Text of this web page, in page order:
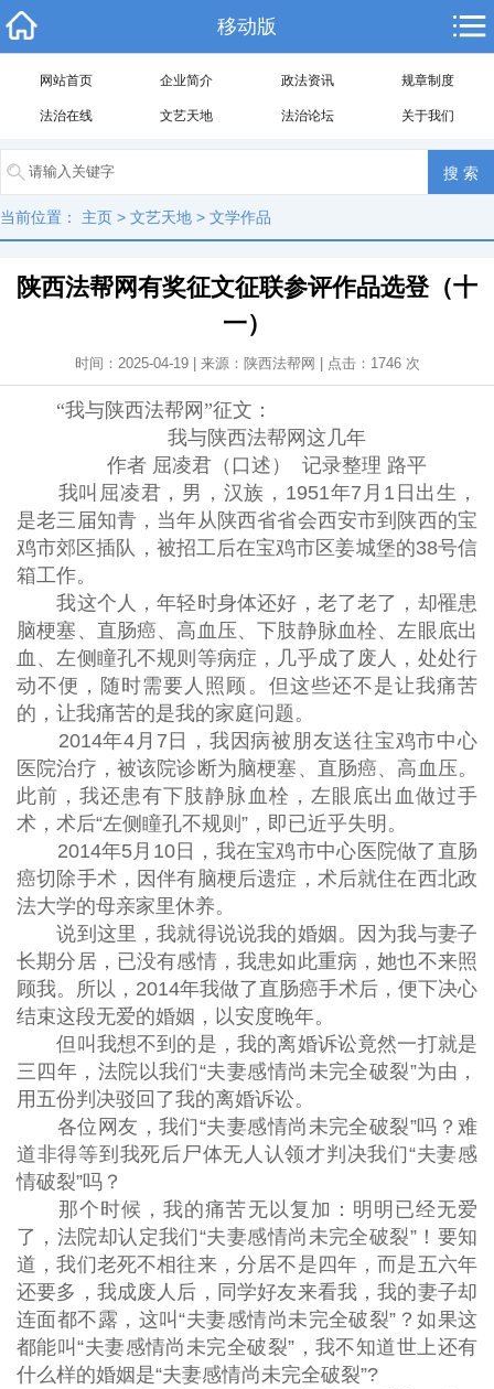
移动版
网站首页 企业简介 政法资讯 规章制度
法治在线 文艺天地 法治论坛 关于我们
当前位置： 主页 > 文艺天地 > 文学作品
陕西法帮网有奖征文征联参评作品选登（十
一）
时间：2025-04-19 | 来源：陕西法帮网 | 点击： 1746 次
“我与陕西法帮网”征文：
我与陕西法帮网这几年
作者 屈凌君（口述） 记录整理 路平
我叫屈凌君，男，汉族，1951年7月1日出生，
是老三届知青，当年从陕西省省会西安市到陕西的宝
鸡市郊区插队，被招工后在宝鸡市区姜城堡的38号信
箱工作。
我这个人，年轻时身体还好，老了老了，却罹患
脑梗塞、直肠癌、高血压、下肢静脉血栓、左眼底出
血、左侧瞳孔不规则等病症，几乎成了废人，处处行
动不便，随时需要人照顾。但这些还不是让我痛苦
的，让我痛苦的是我的家庭问题。
2014年4月7日，我因病被朋友送往宝鸡市中心
医院治疗，被该院诊断为脑梗塞、直肠癌、高血压。
此前，我还患有下肢静脉血栓，左眼底出血做过手
术，术后“左侧瞳孔不规则”，即已近乎失明。
2014年5月10日，我在宝鸡市中心医院做了直肠
癌切除手术，因伴有脑梗后遗症，术后就住在西北政
法大学的母亲家里休养。
说到这里，我就得说说我的婚姻。因为我与妻子
长期分居，已没有感情，我患如此重病，她也不来照
顾我。所以，2014年我做了直肠癌手术后，便下决心
结束这段无爱的婚姻，以安度晚年。
但叫我想不到的是，我的离婚诉讼竟然一打就是
三四年，法院以我们“夫妻感情尚未完全破裂”为由，
用五份判决驳回了我的离婚诉讼。
各位网友，我们“夫妻感情尚未完全破裂”吗？难
道非得等到我死后尸体无人认领才判决我们“夫妻感
情破裂”吗？
那个时候，我的痛苦无以复加：明明已经无爱
了，法院却认定我们“夫妻感情尚未完全破裂”！要知
道，我们老死不相往来，分居不是四年，而是五六年
还要多，我成废人后，同学好友来看我，我的妻子却
连面都不露，这叫“夫妻感情尚未完全破裂”？如果这
都能叫“夫妻感情尚未完全破裂”，我不知道世上还有
什么样的婚姻是“夫妻感情尚未完全破裂”?